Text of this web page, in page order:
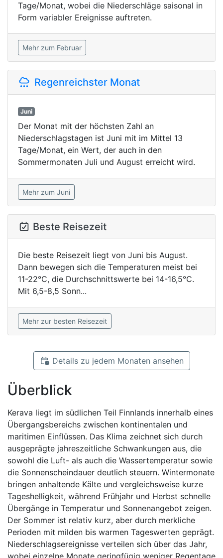
Tage/Monat, wobei die Niederschläge saisonal in
Form variabler Ereignisse auftreten.
Mehr zum Februar
Regenreichster Monat
Juni
Der Monat mit der höchsten Zahl an
Niederschlagstagen ist Juni mit im Mittel 13
Tage/Monat, ein Wert, der auch in den
Sommermonaten Juli und August erreicht wird.
Mehr zum Juni
Beste Reisezeit
Die beste Reisezeit liegt von Juni bis August.
Dann bewegen sich die Temperaturen meist bei
11-22°C, die Durchschnittswerte bei 14-16,5°C.
Mit 6,5-8,5 Sonn...
Mehr zur besten Reisezeit
Details zu jedem Monaten ansehen
Überblick
Kerava liegt im südlichen Teil Finnlands innerhalb eines
Übergangsbereichs zwischen kontinentalen und
maritimen Einflüssen. Das Klima zeichnet sich durch
ausgeprägte jahreszeitliche Schwankungen aus, die
sowohl die Luft- als auch die Wassertemperatur sowie
die Sonnenscheindauer deutlich steuern. Wintermonate
bringen anhaltende Kälte und vergleichsweise kurze
Tageshelligkeit, während Frühjahr und Herbst schnelle
Übergänge in Temperatur und Sonnenangebot zeigen.
Der Sommer ist relativ kurz, aber durch merkliche
Perioden mit milden bis warmen Tageswerten geprägt.
Niederschlagsereignisse verteilen sich über das Jahr,
wobei einzelne Monate geringfügig weniger Regentage